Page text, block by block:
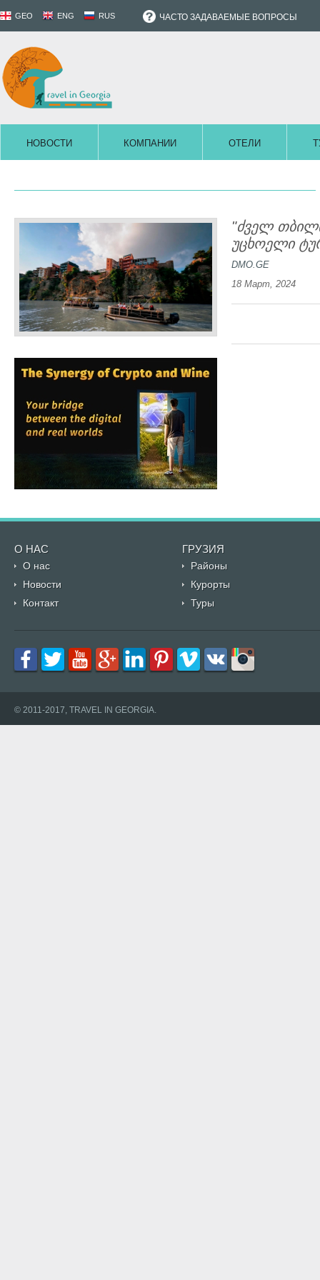
GEO ENG RUS ЧАСТО ЗАДАВАЕМЫЕ ВОПРОСЫ
НОВОСТИ КОМПАНИИ ОТЕЛИ
"ძველ
უცხოელი
DMO.GE
18 Март, 2024
О НАС ГРУЗИЯ
О нас
Районы
Новости
Курорты
Контакт
Туры
© 2011-2017, TRAVEL IN GEORGIA.